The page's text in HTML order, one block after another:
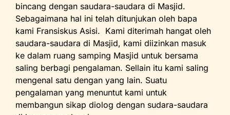
bincang dengan saudara-saudara di Masjid.
Sebagaimana hal ini telah ditunjukan oleh bapa
kami Fransiskus Asisi. Kami diterimah hangat oleh
saudara-saudara di Masjid, kami diizinkan masuk
ke dalam ruang samping Masjid untuk bersama
saling berbagi pengalaman. Sellain itu kami saling
mengenal satu dengan yang lain. Suatu
pengalaman yang menuntut kami untuk
membangun sikap diolog dengan sudara-saudara